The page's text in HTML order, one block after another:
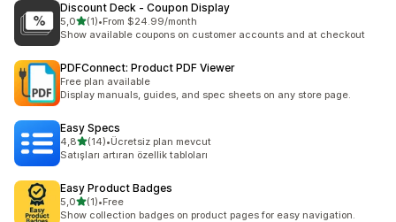
Discount Deck ‑ Coupon Display
5,05 yıldız üzerinden
(1)
toplam 1 değerlendirme
•From $24.99/month
Show available coupons on customer accounts and at checkout
PDFConnect: Product PDF Viewer
Free plan available
Display manuals, guides, and spec sheets on any store page.
Easy Specs
4,85 yıldız üzerinden
(14)
toplam 14 değerlendirme
•Ücretsiz plan mevcut
Satışları artıran özellik tabloları
Easy Product Badges
5,05 yıldız üzerinden
(1)
toplam 1 değerlendirme
•Free
Show collection badges on product pages for easy navigation.